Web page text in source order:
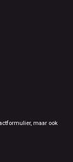
maar ook